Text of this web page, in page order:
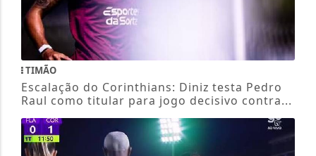
TIMÃO
Escalação do Corinthians: Diniz testa Pedro
Raul como titular para jogo decisivo contra...